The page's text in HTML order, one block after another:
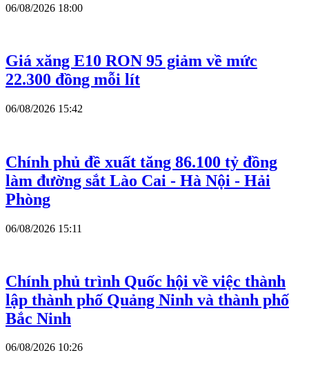
06/08/2026 18:00
Giá xăng E10 RON 95 giảm về mức
22.300 đồng mỗi lít
06/08/2026 15:42
Chính phủ đề xuất tăng 86.100 tỷ đồng
làm đường sắt Lào Cai - Hà Nội - Hải
Phòng
06/08/2026 15:11
Chính phủ trình Quốc hội về việc thành
lập thành phố Quảng Ninh và thành phố
Bắc Ninh
06/08/2026 10:26